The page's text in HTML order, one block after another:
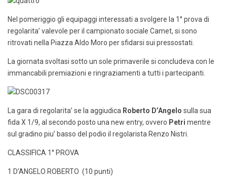
Nel pomeriggio gli equipaggi interessati a svolgere la 1° prova di
regolarita’ valevole per il campionato sociale Camet, si sono
ritrovati nella Piazza Aldo Moro per sfidarsi sui pressostati.
La giornata svoltasi sotto un sole primaverile si concludeva con le
immancabili premiazioni e ringraziamenti a tutti i partecipanti.
La gara di regolarita’ se la aggiudica Roberto D’Angelo sulla sua
fida X 1/9, al secondo posto una new entry, ovvero Petri mentre
sul gradino piu’ basso del podio il regolarista Renzo Nistri.
CLASSIFICA 1° PROVA
1 D’ANGELO ROBERTO (10 punti)